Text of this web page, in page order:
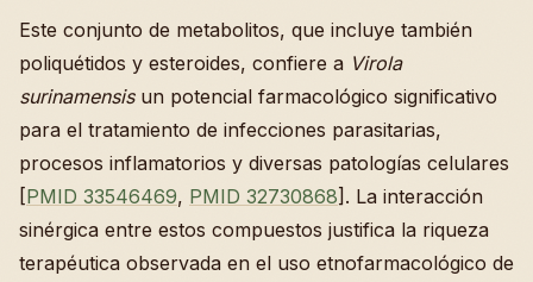
Este conjunto de metabolitos, que incluye también
poliquétidos y esteroides, confiere a Virola
surinamensisun potencial farmacológico significativo
para el tratamiento de infecciones parasitarias,
procesos inflamatorios y diversas patologías celulares
[PMID 33546469, PMID 32730868]. La interacción
sinérgica entre estos compuestos justifica la riqueza
terapéutica observada en el uso etnofarmacológico de